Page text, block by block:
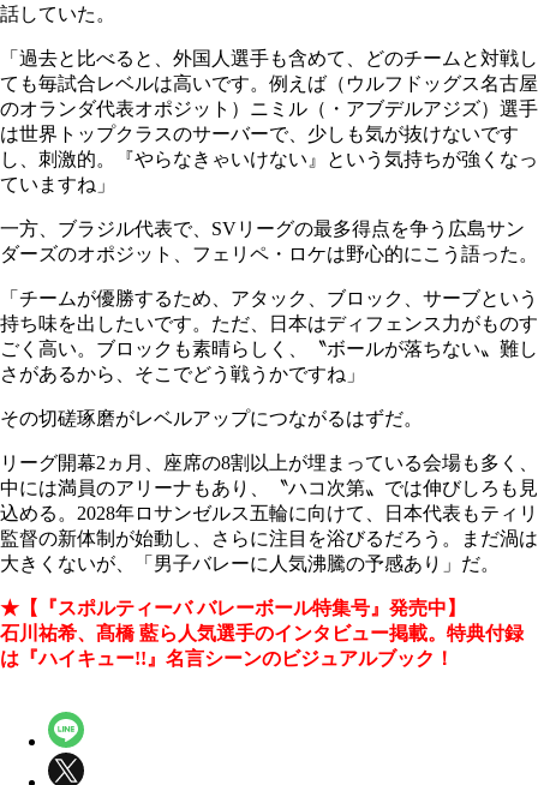
話していた。
「過去と比べると、外国人選手も含めて、どのチームと対戦し
ても毎試合レベルは高いです。例えば（ウルフドッグス名古屋
のオランダ代表オポジット）ニミル（・アブデルアジズ）選手
は世界トップクラスのサーバーで、少しも気が抜けないです
し、刺激的。『やらなきゃいけない』という気持ちが強くなっ
ていますね」
一方、ブラジル代表で、SVリーグの最多得点を争う広島サン
ダーズのオポジット、フェリペ・ロケは野心的にこう語った。
「チームが優勝するため、アタック、ブロック、サーブという
持ち味を出したいです。ただ、日本はディフェンス力がものす
ごく高い。ブロックも素晴らしく、〝ボールが落ちない〟難し
さがあるから、そこでどう戦うかですね」
その切磋琢磨がレベルアップにつながるはずだ。
リーグ開幕2ヵ月、座席の8割以上が埋まっている会場も多く、
中には満員のアリーナもあり、〝ハコ次第〟では伸びしろも見
込める。2028年ロサンゼルス五輪に向けて、日本代表もティリ
監督の新体制が始動し、さらに注目を浴びるだろう。まだ渦は
大きくないが、「男子バレーに人気沸騰の予感あり」だ。
★【『スポルティーバ バレーボール特集号』発売中】
石川祐希、髙橋 藍ら人気選手のインタビュー掲載。特典付録
は『ハイキュー!!』名言シーンのビジュアルブック！